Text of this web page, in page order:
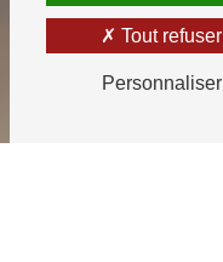
Tout refuser
Personnaliser